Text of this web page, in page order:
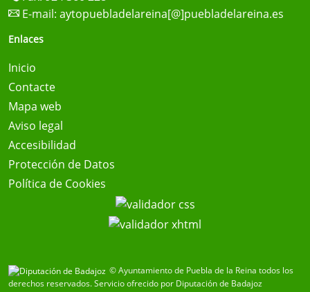
E-mail: aytopuebladelareina[@]puebladelareina.es
Enlaces
Inicio
Contacte
Mapa web
Aviso legal
Accesibilidad
Protección de Datos
Política de Cookies
© Ayuntamiento de Puebla de la Reina todos los
derechos reservados.Servicio ofrecido por Diputación de Badajoz